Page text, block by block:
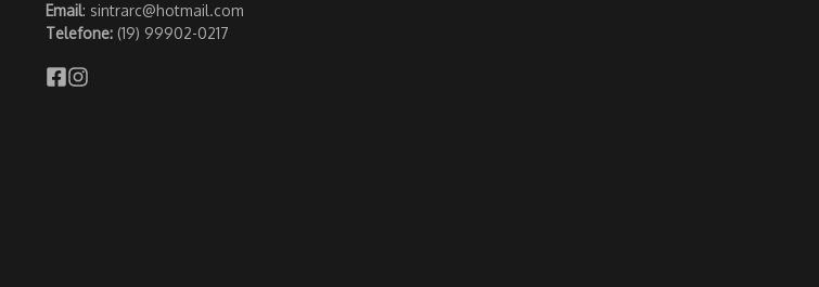
Email: sintrarc@hotmail.com
Telefone: (19) 99902-0217